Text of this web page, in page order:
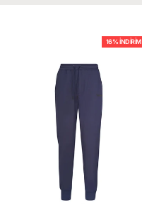
16% İNDIRIM